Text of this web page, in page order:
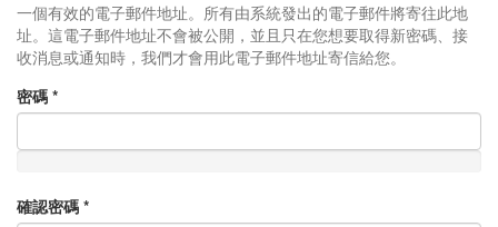
一個有效的電子郵件地址。所有由系統發出的電子郵件將寄往此地
址。這電子郵件地址不會被公開，並且只在您想要取得新密碼、接
收消息或通知時，我們才會用此電子郵件地址寄信給您。
密碼 *
確認密碼 *